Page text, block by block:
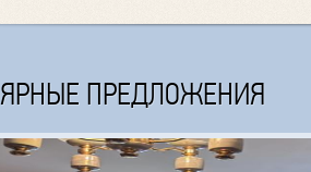
ПРЕДЛОЖЕНИЯ